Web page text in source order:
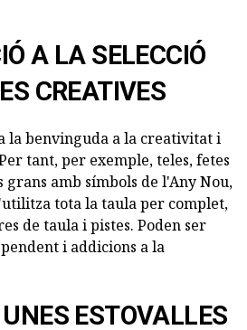
A LA SELECCIÓ
CREATIVES
la benvinguda a la creativitat i
tant, per exemple, teles, fetes
grans amb símbols de l'Any Nou,
tota la taula per complet,
de taula i pistes. Poden ser
i addicions a la
ESTOVALLES